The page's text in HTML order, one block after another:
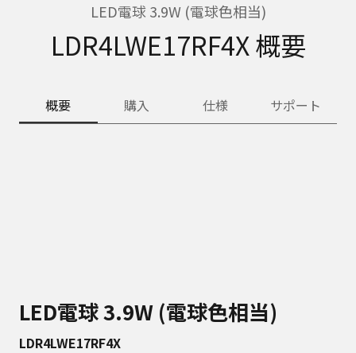
LED電球 3.9W (電球色相当)
LDR4LWE17RF4X 概要
概要 購入 仕様 サポート
LED電球 3.9W (電球色相当)
LDR4LWE17RF4X